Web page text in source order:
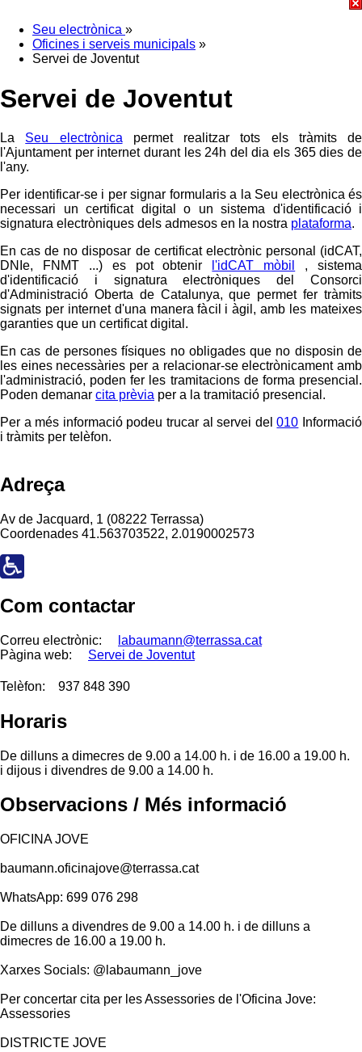
Seu electrònica »
Oficines i serveis municipals »
Servei de Joventut
Servei de Joventut
La Seu electrònica permet realitzar tots els tràmits de
l'Ajuntament per internet durant les 24h del dia els 365 dies de
l'any.
Per identificar-se i per signar formularis a la Seu electrònica és
necessari un certificat digital o un sistema d'identificació i
signatura electròniques dels admesos en la nostra plataforma.
En cas de no disposar de certificat electrònic personal (idCAT,
DNIe, FNMT ...) es pot obtenir
l'idCAT mòbil
, sistema
d'identificació i signatura electròniques del Consorci
d'Administració Oberta de Catalunya, que permet fer tràmits
signats per internet d'una manera fàcil i àgil, amb les mateixes
garanties que un certificat digital.
En cas de persones físiques no obligades que no disposin de
les eines necessàries per a relacionar-se electrònicament amb
l'administració, poden fer les tramitacions de forma presencial.
Poden demanar cita prèvia per a la tramitació presencial.
Per a més informació podeu trucar al servei del010 Informació
i tràmits per telèfon.
Adreça
Av de Jacquard, 1 (08222 Terrassa)
Coordenades 41.563703522, 2.0190002573
Com contactar
Correu electrònic:
labaumann@terrassa.cat
Pàgina web:
Servei de Joventut
Telèfon: 937 848 390
Horaris
De dilluns a dimecres de 9.00 a 14.00 h. i de 16.00 a 19.00 h.
i dijous i divendres de 9.00 a 14.00 h.
Observacions / Més informació
OFICINA JOVE
baumann.oficinajove@terrassa.cat
WhatsApp: 699 076 298
De dilluns a divendres de 9.00 a 14.00 h. i de dilluns a
dimecres de 16.00 a 19.00 h.
Xarxes Socials: @labaumann_jove
Per concertar cita per les Assessories de l'Oficina Jove:
Assessories
DISTRICTE JOVE